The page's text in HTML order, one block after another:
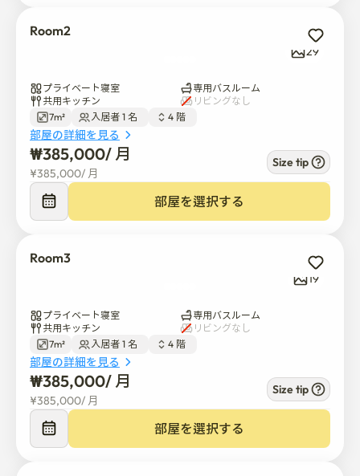
全個室デジタルドアロック
ご飯·ラーメン無料提供
ウイルス·害虫防除用CESCo検疫システム徹底
入居案内及びSMS通知は契約確認後に提供されます
ピングができます
とても清潔で静かな生活環境です
学生、女性、会社員が好む安全な場所です
檀国(タングク)大学、カフェ通り、文化施設など徒歩圏
内に位置しています
Room2
29
プライベート寝室
専用バスルーム
共用キッチン
リビングなし
7m²
入居者 1 名 4 階
部屋の詳細を見る
₩385,000/ 月
¥385,000/ 月
Size tip
部屋を選択する
Room3
19
プライベート寝室
専用バスルーム
共用キッチン
リビングなし
7m²
入居者 1 名 4 階
部屋の詳細を見る
₩385,000/ 月
¥385,000/ 月
Size tip
部屋を選択する